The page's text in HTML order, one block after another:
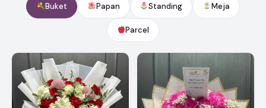
Buket Papan Standing Meja
Parcel